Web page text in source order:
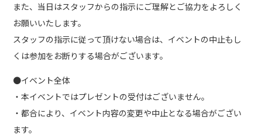
また、当日はスタッフからの指示にご理解とご協力をよろしく
お願いいたします。
スタッフの指示に従って頂けない場合は、イベントの中止もし
くは参加をお断りする場合がございます。
●イベント全体
・本イベントではプレゼントの受付はございません。
・都合により、イベント内容の変更や中止となる場合がござい
ます。